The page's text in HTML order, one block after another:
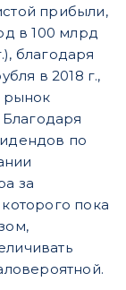
прибыли,
в 100 млрд
благодаря
в 2018 г.,
рынок
по
за
пока